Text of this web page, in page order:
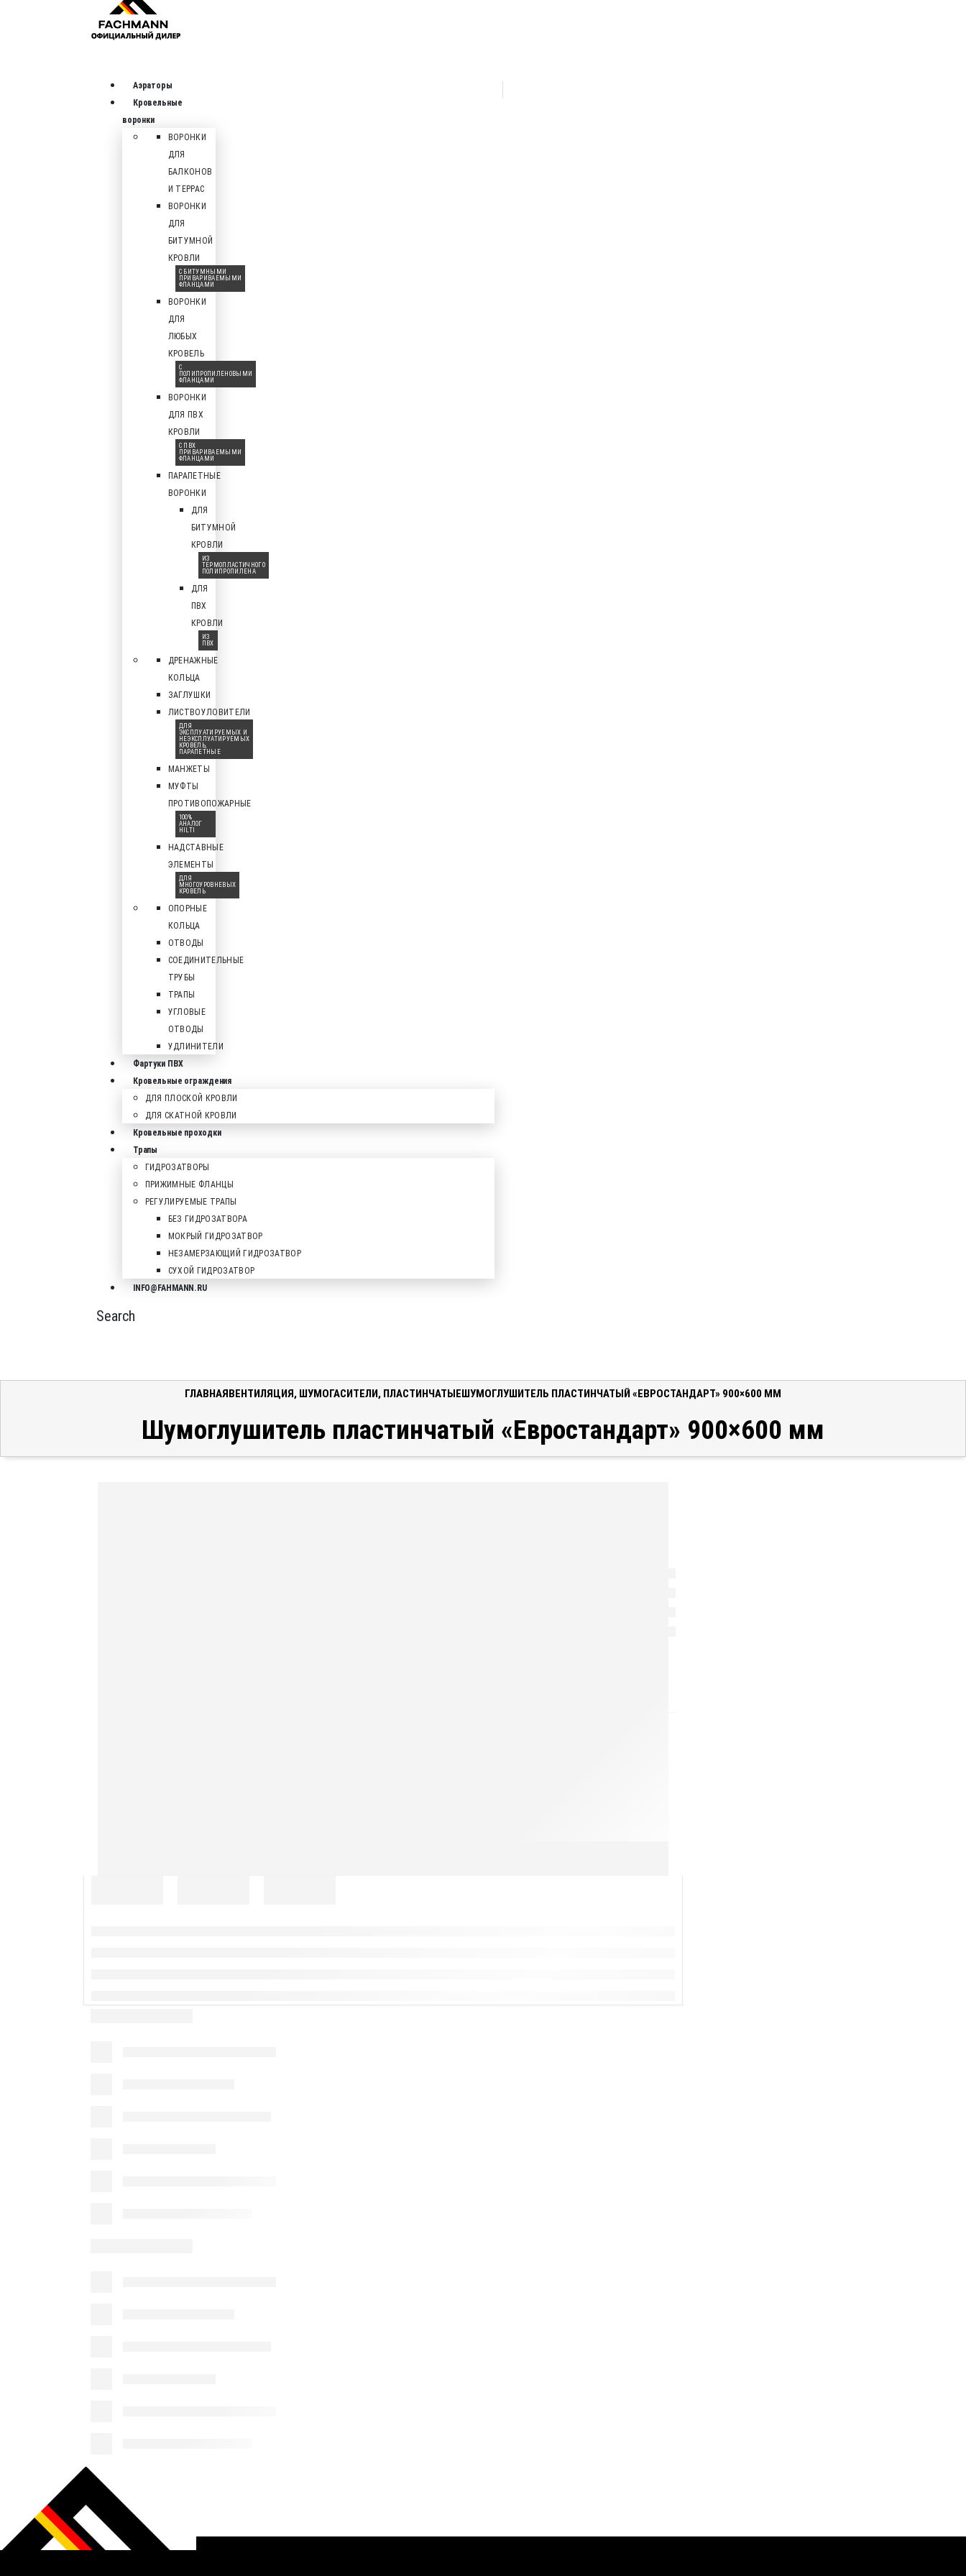
Аэраторы
Кровельные
воронки
ВОРОНКИ
ДЛЯ
БАЛКОНОВ
И ТЕРРАС
ВОРОНКИ
ДЛЯ
БИТУМНОЙ
КРОВЛИ
С БИТУМНЫМИ
ПРИВАРИВАЕМЫМИ
ФЛАНЦАМИ
ВОРОНКИ
ДЛЯ
ЛЮБЫХ
КРОВЕЛЬ
С
ПОЛИПРОПИЛЕНОВЫМИ
ФЛАНЦАМИ
ВОРОНКИ
ДЛЯ ПВХ
КРОВЛИ
С ПВХ
ПРИВАРИВАЕМЫМИ
ФЛАНЦАМИ
ПАРАПЕТНЫЕ
ВОРОНКИ
ДЛЯ
БИТУМНОЙ
КРОВЛИ
ИЗ
ТЕРМОПЛАСТИЧНОГО
ПОЛИПРОПИЛЕНА
ДЛЯ
ПВХ
КРОВЛИ
ИЗ
ПВХ
ДРЕНАЖНЫЕ
КОЛЬЦА
ЗАГЛУШКИ
ЛИСТВОУЛОВИТЕЛИ
ДЛЯ
ЭКСПЛУАТИРУЕМЫХ И
НЕЭКСПЛУАТИРУЕМЫХ
КРОВЕЛЬ,
ПАРАПЕТНЫЕ
МАНЖЕТЫ
МУФТЫ
ПРОТИВОПОЖАРНЫЕ
100%
АНАЛОГ
HILTI
НАДСТАВНЫЕ
ЭЛЕМЕНТЫ
ДЛЯ
МНОГОУРОВНЕВЫХ
КРОВЕЛЬ
ОПОРНЫЕ
КОЛЬЦА
ОТВОДЫ
СОЕДИНИТЕЛЬНЫЕ
ТРУБЫ
ТРАПЫ
УГЛОВЫЕ
ОТВОДЫ
УДЛИНИТЕЛИ
Фартуки ПВХ
Кровельные ограждения
ДЛЯ ПЛОСКОЙ КРОВЛИ
ДЛЯ СКАТНОЙ КРОВЛИ
Кровельные проходки
Трапы
ГИДРОЗАТВОРЫ
ПРИЖИМНЫЕ ФЛАНЦЫ
РЕГУЛИРУЕМЫЕ ТРАПЫ
БЕЗ ГИДРОЗАТВОРА
МОКРЫЙ ГИДРОЗАТВОР
НЕЗАМЕРЗАЮЩИЙ ГИДРОЗАТВОР
СУХОЙ ГИДРОЗАТВОР
INFO@FAHMANN.RU
Search
ГЛАВНАЯВЕНТИЛЯЦИЯ, ШУМОГАСИТЕЛИ, ПЛАСТИНЧАТЫЕШУМОГЛУШИТЕЛЬ ПЛАСТИНЧАТЫЙ «ЕВРОСТАНДАРТ» 900×600 ММ
Шумоглушитель пластинчатый «Евростандарт» 900×600 мм